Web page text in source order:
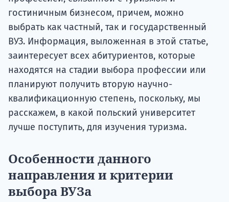
гостиничным бизнесом, причем, можно
выбрать как частный, так и государственный
ВУЗ. Информация, выложенная в этой статье,
заинтересует всех абитуриентов, которые
находятся на стадии выбора профессии или
планируют получить вторую научно-
квалификационную степень, поскольку, мы
расскажем, в какой польский университет
лучше поступить, для изучения туризма.
Особенности данного
направления и критерии
выбора ВУЗа